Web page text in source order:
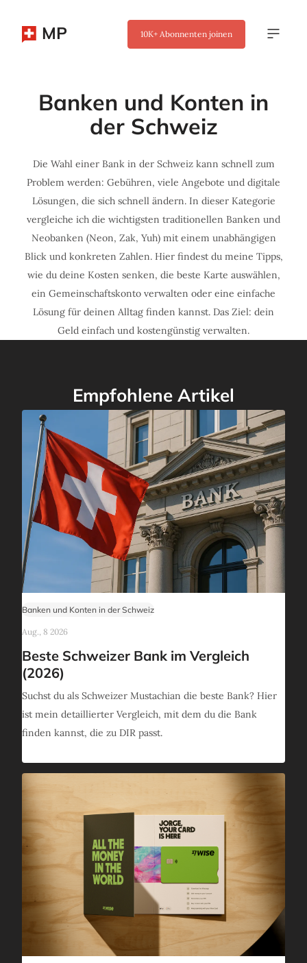
MP 10K+ Abonnenten joinen
Banken und Konten in
der Schweiz
Die Wahl einer Bank in der Schweiz kann schnell zum
Problem werden: Gebühren, viele Angebote und digitale
Lösungen, die sich schnell ändern. In dieser Kategorie
vergleiche ich die wichtigsten traditionellen Banken und
Neobanken (Neon, Zak, Yuh) mit einem unabhängigen
Blick und konkreten Zahlen. Hier findest du meine Tipps,
wie du deine Kosten senken, die beste Karte auswählen,
ein Gemeinschaftskonto verwalten oder eine einfache
Lösung für deinen Alltag finden kannst. Das Ziel: dein
Geld einfach und kostengünstig verwalten.
Empfohlene Artikel
Banken und Konten in der Schweiz
Aug., 8 2026
Beste Schweizer Bank im Vergleich
(2026)
Suchst du als Schweizer Mustachian die beste Bank? Hier
ist mein detaillierter Vergleich, mit dem du die Bank
finden kannst, die zu DIR passt.